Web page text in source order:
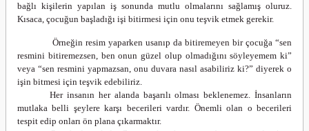
bağlı kişilerin yapılan iş sonunda mutlu olmalarını sağlamış oluruz.
Kısaca, çocuğun başladığı işi bitirmesi için onu teşvik etmek gerekir.
Örneğin resim yaparken usanıp da bitiremeyen bir çocuğa “sen
resmini bitiremezsen, ben onun güzel olup olmadığını söyleyemem ki”
veya “sen resmini yapmazsan, onu duvara nasıl asabiliriz ki?” diyerek o
işin bitmesi için teşvik edebiliriz.
Her insanın her alanda başarılı olması beklenemez. İnsanların
mutlaka belli şeylere karşı becerileri vardır. Önemli olan o becerileri
tespit edip onları ön plana çıkarmaktır.